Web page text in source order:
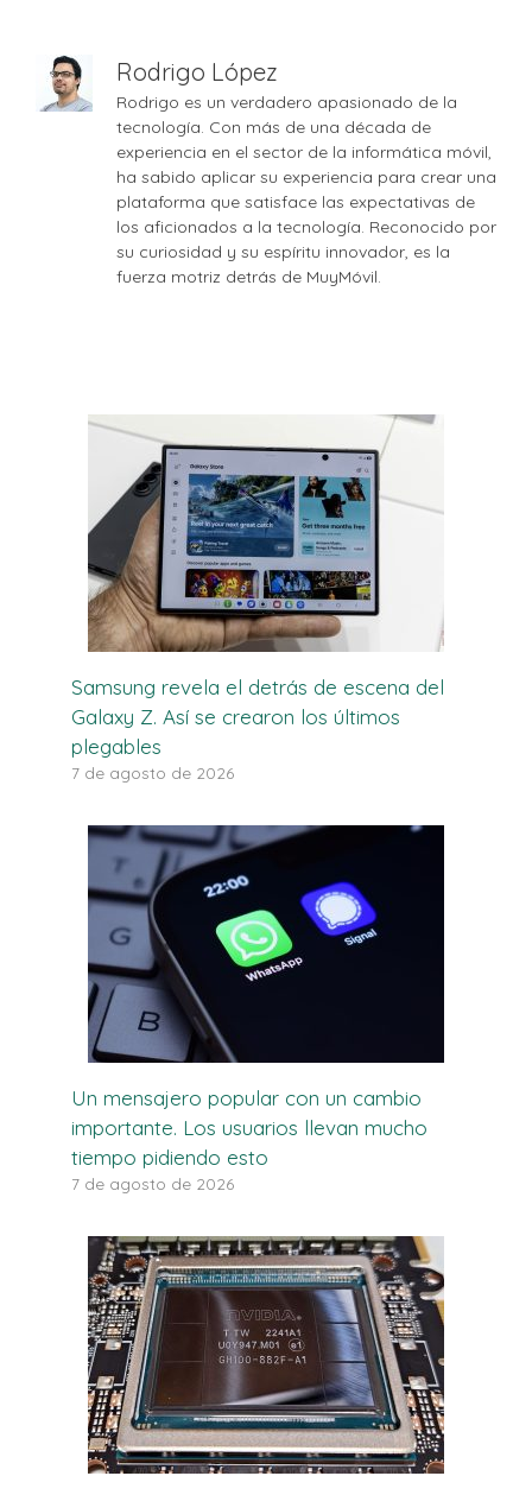
Rodrigo López
Rodrigo es un verdadero apasionado de la
tecnología. Con más de una década de
experiencia en el sector de la informática móvil,
ha sabido aplicar su experiencia para crear una
plataforma que satisface las expectativas de
los aficionados a la tecnología. Reconocido por
su curiosidad y su espíritu innovador, es la
fuerza motriz detrás de MuyMóvil.
Samsung revela el detrás de escena del
Galaxy Z. Así se crearon los últimos
plegables
7 de agosto de 2026
Un mensajero popular con un cambio
importante. Los usuarios llevan mucho
tiempo pidiendo esto
7 de agosto de 2026